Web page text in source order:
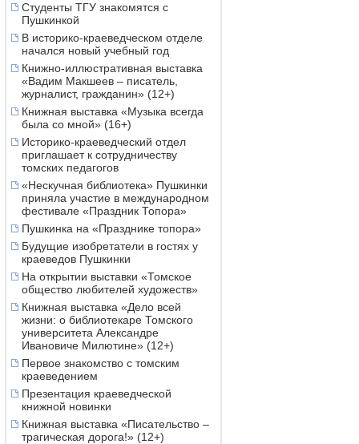
Студенты ТГУ знакомятся с
Пушкинкой
В историко-краеведческом отделе
начался новый учебный год
Книжно-иллюстративная выставка
«Вадим Макшеев – писатель,
журналист, гражданин» (12+)
Книжная выставка «Музыка всегда
была со мной» (16+)
Историко-краеведческий отдел
приглашает к сотрудничеству
томских педагогов
«Нескучная библиотека» Пушкинки
приняла участие в международном
фестивале «Праздник Топора»
Пушкинка на «Празднике топора»
Будущие изобретатели в гостях у
краеведов Пушкинки
На открытии выставки «Томское
общество любителей художеств»
Книжная выставка «Дело всей
жизни: о библиотекаре Томского
университета Александре
Ивановиче Милютине» (12+)
Первое знакомство с томским
краеведением
Презентация краеведческой
книжной новинки
Книжная выставка «Писательство –
трагическая дорога!» (12+)